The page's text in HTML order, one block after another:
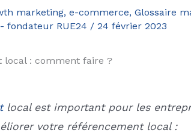
marketing, e-commerce, Glossaire
fondateur RUE24 / 24 février 2023
local : comment faire ?
local est important pour les
votre référencement local :